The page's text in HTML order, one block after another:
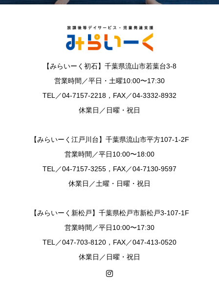
【みらいーく初石】千葉県流山市若葉台3-8
営業時間／平日・土曜10:00〜17:30
TEL／04-7157-2218，FAX／04-3332-8932
休業日／日曜・祝日
【みらいーく江戸川台】千葉県流山市平方107-1-2F
営業時間／平日10:00〜18:00
TEL／04-7157-3255，FAX／04-7130-9597
休業日／土曜・日曜・祝日
【みらいーく新松戸】千葉県松戸市新松戸3-107-1F
営業時間／平日10:00〜17:30
TEL／047-703-8120，FAX／047-413-0520
休業日／日曜・祝日